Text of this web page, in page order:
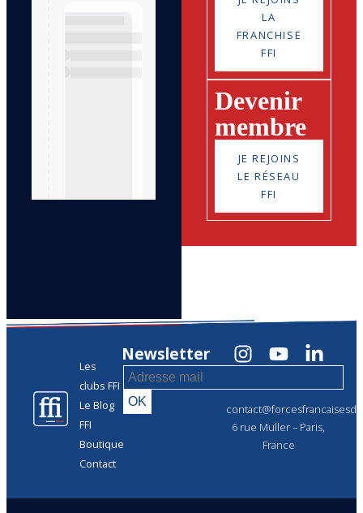
LA
FRANCHISE
FFI
Devenir
membre
JE REJOINS
LE RÉSEAU
FFI
Les
clubs FFI
Le Blog
FFI
Boutique
Contact
6 rue Muller – Paris,
France
Newsletter